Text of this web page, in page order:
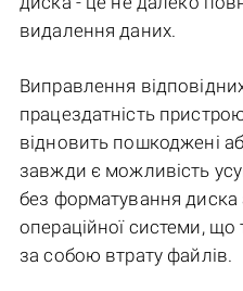
видалення даних.
Виправлення
працездатність
відновить пошкоджені
завжди є можливість
без форматування
операційної системи,
за собою втрату файлів.